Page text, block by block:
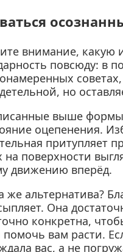
внимание, какую
повсюду: в
но
выше формы
оцепенения.
притупляет
на поверхности
движению вперёд.
же альтернатива?
Она
конкретна,
вам расти.
вас, а не